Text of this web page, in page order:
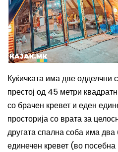
Куќичката има две одделчни
престој од 45 метри
со брачен кревет и еден
просторија со врата за
другата спална соба има
единечен кревет (во посебна